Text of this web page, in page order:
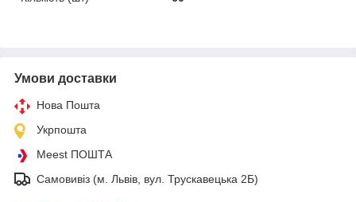
Умови доставки
Нова Пошта
Укрпошта
Meest ПОШТА
Самовивіз (м. Львів, вул. Трускавецька 2Б)